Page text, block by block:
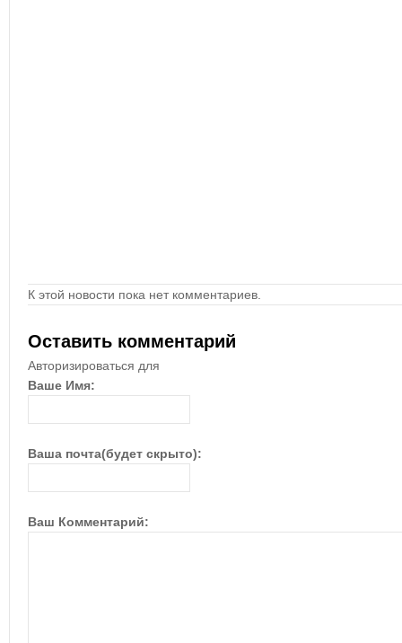
К этой новости пока нет комментариев.
Оставить комментарий
Авторизироваться для
Ваше Имя:
Ваша почта(будет скрыто):
Ваш Комментарий: